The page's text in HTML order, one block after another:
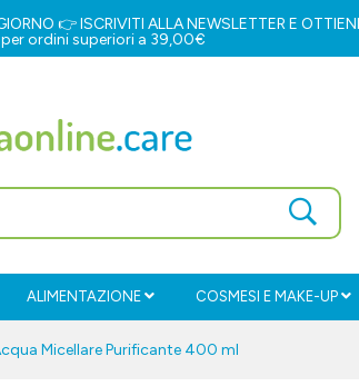
👉ISCRIVITI ALLA NEWSLETTERE
ordini superiori a 39,00€
ALIMENTAZIONE COSMESI E MAKE-UP
Micellare Purificante 400 ml